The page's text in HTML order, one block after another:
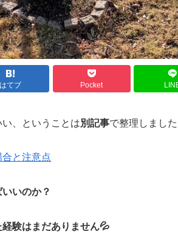
はてブ Pocket
、ということは別記事で整理しました
と注意点
いのか？
験はまだありません💦